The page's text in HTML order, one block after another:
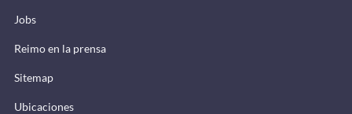
Jobs
Reimo en la prensa
Sitemap
Ubicaciones